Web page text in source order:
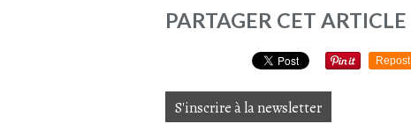
PARTAGER CET ARTICLE
Repost
S'inscrire à la newsletter